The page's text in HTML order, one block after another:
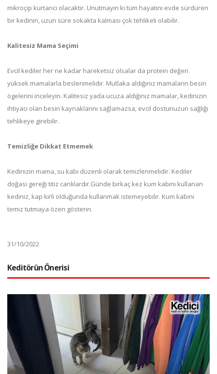
mikroçip kurtarıcı olacaktır. Unutmayın ki tüm hayatını evde sürdüren
bir kedinin, uzun süre sokakta kalması çok tehlikeli olabilir.
Kalitesiz Mama Seçimi
Evcil kediler her ne kadar hareketsiz olsalar da protein değeri
yüksek mamalarla beslenmelidir. Mutlaka aldığınız mamaların besin
ögelerini inceleyin. Kalitesiz yada ucuza aldığınız mamalar, kedinizin
ihtiyacı olan besin kaynaklarını sağlamazsa, evcil dostunuzun sağlığı
tehlikeye girebilir.
Temizliğe Dikkat Etmemek
Kedinizin mama, su kabı düzenli olarak temizlenmelidir. Kediler
doğası gereği titiz canlılardır.Günde birkaç kez kum kabını kullanan
kediniz, kap kirli olduğunda kullanmak istemeyebilir. Kum kabını
temiz tutmaya özen gösterin.
31/10/2022
Keditörün Önerisi